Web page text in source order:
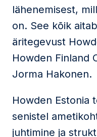
lähenemisest,
on. See kõik
äritegevust
Howden Finland
Jorma Hakonen.
Howden Estonia
senistel
juhtimine ja